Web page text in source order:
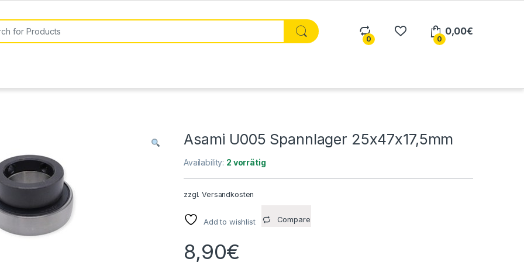
0 0
0,00€
Asami U005 Spannlager 25x47x17,5mm
Availability: 2 vorrätig
zzgl.Versandkosten
Add to wishlist Compare
8,90€